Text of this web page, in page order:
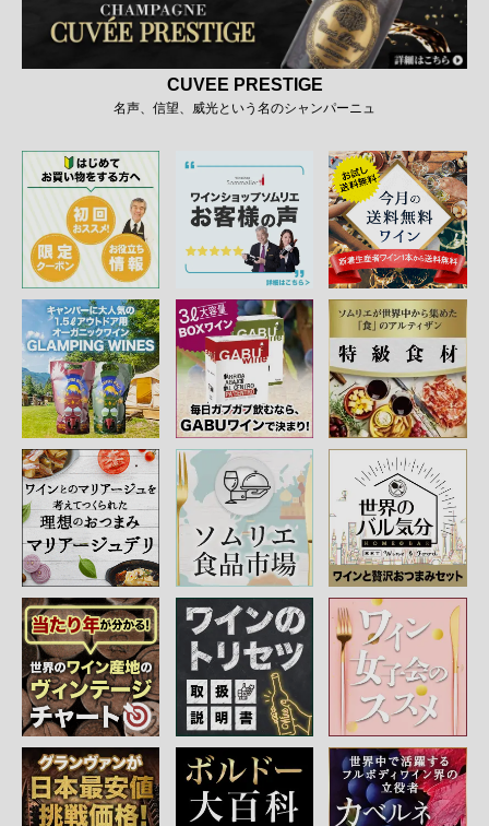
CUVEE PRESTIGE
名声、信望、威光という名のシャンパーニュ